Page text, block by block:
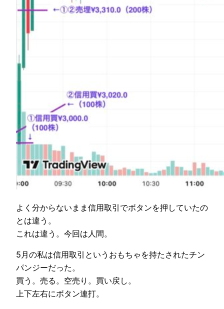
よく分からないまま信用取引でボタンを押していたの
とは違う。
これは違う。今回は人間。
5月の私は信用取引というおもちゃを持たされたチン
パンジーだった。
買う。売る。空売り。買い戻し。
上下左右にボタン連打。